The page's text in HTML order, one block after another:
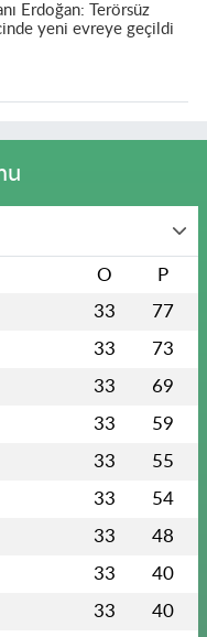
Erdoğan: Terörsüz
yeni evreye geçildi
O P
33 77
33 73
33 69
33 59
33 55
33 54
33 48
33 40
33 40